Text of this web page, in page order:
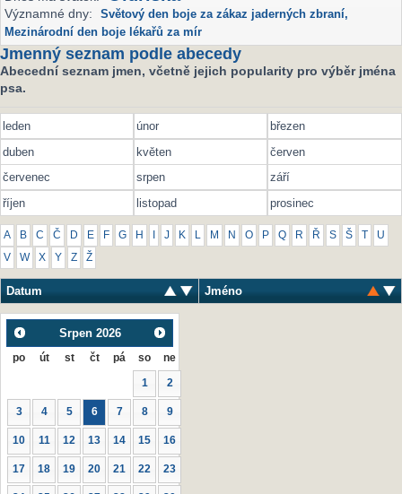
Významné dny: Světový den boje za zákaz jaderných zbraní,
Mezinárodní den boje lékařů za mír
Jmenný seznam podle abecedy
Abecední seznam jmen, včetně jejich popularity pro výběr jména
psa.
leden únor
březen
duben
květen
červen
červenec
srpen
září
říjen
listopad prosinec
A B C Č D E F G H J K L M N O P Q R Ř S Š U
V W X Y Z Ž
Datum Jméno
Srpen 2026
po út st čt pá so ne
1 2
3 4 5 6 7 8 9
10 11 12 13 14 15 16
17 18 19 20 21 22 23